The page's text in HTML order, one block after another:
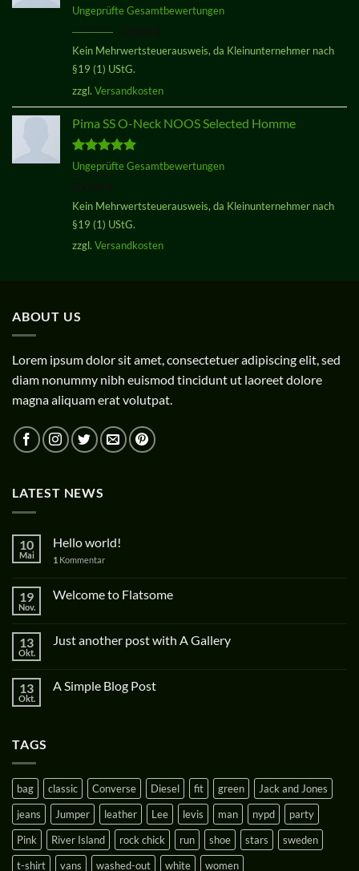
Bewertet
von 5
Ungeprüfte Gesamtbewertungen
29,00€
Preis
war:
Preis
Kein Mehrwertsteuerausweis, da Kleinunternehmer nach
§19 (1) UStG.
zzgl. Versandkosten
Pima SS O-Neck NOOS Selected Homme
Bewertet
Ungeprüfte Gesamtbewertungen
Kein Mehrwertsteuerausweis, da Kleinunternehmer nach
§19 (1) UStG.
zzgl. Versandkosten
ABOUT US
Lorem ipsum dolor sit amet, consectetuer adipiscing elit, sed
diam nonummy nibh euismod tincidunt ut laoreet dolore
magna aliquam erat volutpat.
LATEST NEWS
10
Mai
Hello world!
1 Kommentar
19
Nov.
Welcome to Flatsome
13
Okt.
Just another post with A Gallery
13
Okt.
A Simple Blog Post
TAGS
bag classic Converse Diesel fit green
Jack and Jones
jeans
Jumper leather Lee levis man nypd
party
Pink
River Island rock chick run shoe stars
sweden
t-shirt
vans washed-out white women